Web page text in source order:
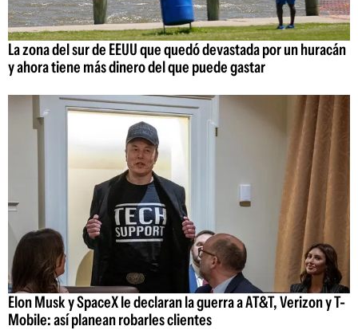
La zona del sur de EEUU que quedó devastada por un huracán
y ahora tiene más dinero del que puede gastar
Elon Musk y SpaceX le declaran la guerra a AT&T, Verizon y T-
Mobile: así planean robarles clientes